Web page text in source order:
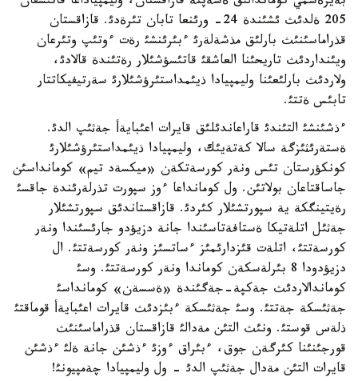
205 ةلدئث ئشئندة 24- ورئنعا تابان تئرةدئ. قازاقستان
قذراماسئنئث بارلئق مذشةلةرئ ءبئرئنشئ رةت ءوتئپ وتئرعان
ويئنداردئث تاريحئنا العاشقئ قاتئسؤشئلار رةتئندة قالادئ،
ولاردئث بارلئعئنا وليمپيادا ذيئمداستئرؤشئلارئ سةرتيفيكاتتار
تابئس ةتتئ.
ءذشئنشئ التئندئ قاراعاندئلئق قايرات اعئبايةأ جةثئپ الدئ.
ةستةرئثئزگة سالا كةتةيئك، وليمپيادا ذيئمداستئرؤشئلارئ
كونكؤرستان تئس ونةر كورسةتكةن «ميكسةد تيم» كومانداسئن
جاساقتاعان بولاتئن. ول كومانداعا ءوز سپورت تذرلةرئندة جاقسئ
رةيتينگكة ية سپورتشئلار كئردئ. قازاقستاندئق سپورتشئلار
جةثئل اتلةتيكا ةستافةتاسئندا جانة دزيؤدو جارئسئندا ونةر
كورسةتتئ، اتلةت قئزدارئمئز ءساتسئز ونةر كورسةتتئ. ال
دزيؤدودا 8 بئرلةسكةن كوماندا ونةر كورسةتتئ. وسئ
كوماندالاردئث جةكپة-جةگئندة «ةسسةن» كومانداسئ
جةثئسكة جةتتئ. وسئ جةثئسكة ءبئزدئث قايرات اعئبايةأ قوماقتئ
ذلةس قوستئ. ونئث التئن مةدالئ قازاقستان قذراماسئنئث
قورجئنئنا كئرگةن جوق، ءبئراق ءوزئ ءذشئن جانة ةلئ ءذشئن
قايرات التئن مةدال جةثئپ الدئ - ول وليمپيادا چةمپيونئ!